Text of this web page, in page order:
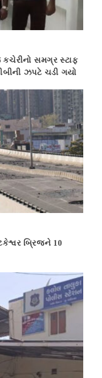
કચેરીનો સમગ્ર સ્ટાફ
ઝપટે ચડી ગયો
બ્રિજને 10